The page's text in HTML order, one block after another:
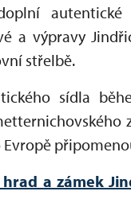
a výpravy
střelbě.
sídla
Evropě
a zámek